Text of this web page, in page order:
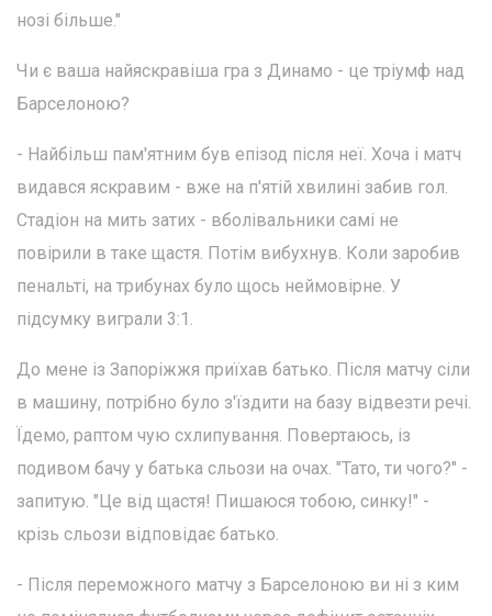
нозі більше."
Чи є ваша найяскравіша гра з Динамо - це тріумф над
Барселоною?
- Найбільш пам'ятним був епізод після неї. Хоча і матч
видався яскравим - вже на п'ятій хвилині забив гол.
Стадіон на мить затих - вболівальники самі не
повірили в таке щастя. Потім вибухнув. Коли заробив
пенальті, на трибунах було щось неймовірне. У
підсумку виграли 3:1.
До мене із Запоріжжя приїхав батько. Після матчу сіли
в машину, потрібно було з'їздити на базу відвезти речі.
Їдемо, раптом чую схлипування. Повертаюсь, із
подивом бачу у батька сльози на очах. "Тато, ти чого?" -
запитую. "Це від щастя! Пишаюся тобою, синку!" -
крізь сльози відповідає батько.
- Після переможного матчу з Барселоною ви ні з ким